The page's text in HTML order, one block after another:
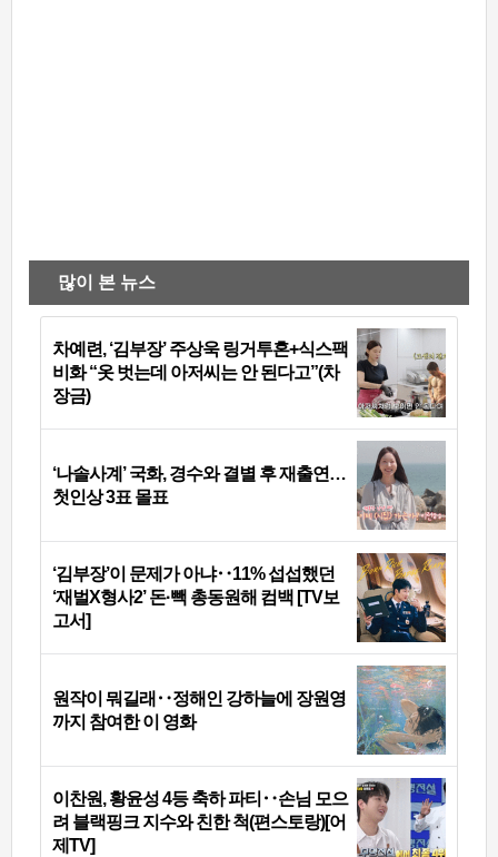
많이 본 뉴스
차예련, ‘김부장’ 주상욱 링거투혼+식스팩
비화 “옷 벗는데 아저씨는 안 된다고”(차
장금)
‘나솔사계’ 국화, 경수와 결별 후 재출연…
첫인상 3표 몰표
‘김부장’이 문제가 아냐‥11% 섭섭했던
‘재벌X형사2’ 돈·빽 총동원해 컴백 [TV보
고서]
원작이 뭐길래‥정해인 강하늘에 장원영
까지 참여한 이 영화
이찬원, 황윤성 4등 축하 파티‥손님 모으
려 블랙핑크 지수와 친한 척(편스토랑)[어
제TV]